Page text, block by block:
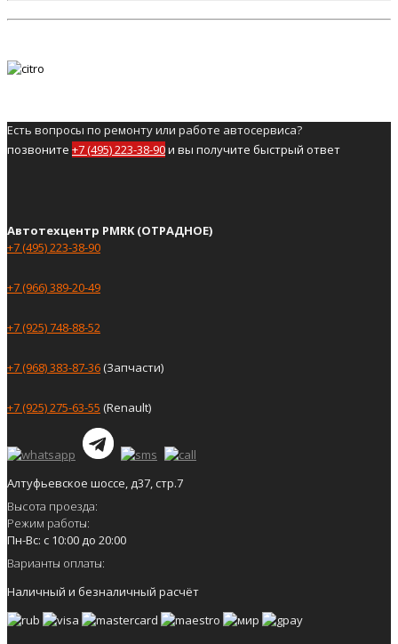
Есть вопросы по ремонту или работе автосервиса?
позвоните +7 (495) 223-38-90и вы получите быстрый ответ
Автотехцентр PMRK (ОТРАДНОЕ)
+7 (495) 223-38-90
+7 (966) 389-20-49
+7 (925) 748-88-52
+7 (968) 383-87-36(Запчасти)
+7 (925) 275-63-55 (Renault)
Алтуфьевское шоссе, д37, стр.7
Высота проезда:
Режим работы:
Пн-Вс: с 10:00 до 20:00
Варианты оплаты:
Наличный и безналичный расчёт